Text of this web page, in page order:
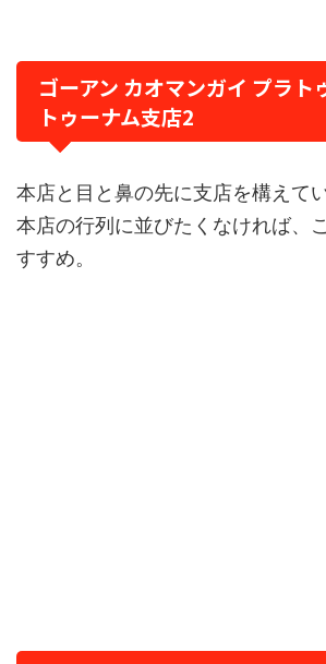
ゴーアン カオマンガイ プラト
トゥーナム支店2
本店と目と鼻の先に支店を構えてい
本店の行列に並びたくなければ、
すすめ。